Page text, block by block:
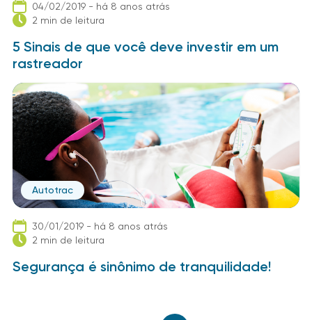
04/02/2019 - há 8 anos atrás
2 min de leitura
5 Sinais de que você deve investir em um
rastreador
Autotrac
30/01/2019 - há 8 anos atrás
2 min de leitura
Segurança é sinônimo de tranquilidade!